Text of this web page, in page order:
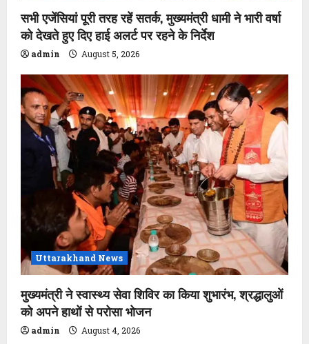
सभी एजेंसियां पूरी तरह रहें सतर्क, मुख्यमंत्री धामी ने भारी वर्षा
को देखते हुए दिए हाई अलर्ट पर रहने के निर्देश
admin August 5, 2026
Uttarakhand News
मुख्यमंत्री ने स्वास्थ्य सेवा शिविर का किया शुभारंभ, श्रद्धालुओं
को अपने हाथों से परोसा भोजन
admin August 4, 2026